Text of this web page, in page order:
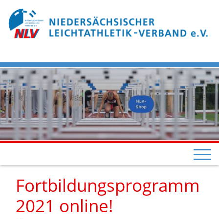
Fortbildungsprogramm
2021 online!